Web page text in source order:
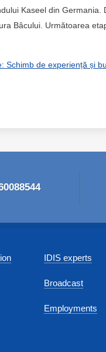
Kaseel din Germania.
Bâcului. Următoarea
Schimb de experiență și
IDIS experts
Broadcast
Employments